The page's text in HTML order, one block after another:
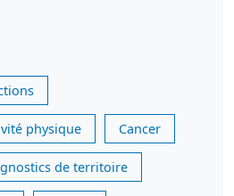
physique Cancer
de territoire